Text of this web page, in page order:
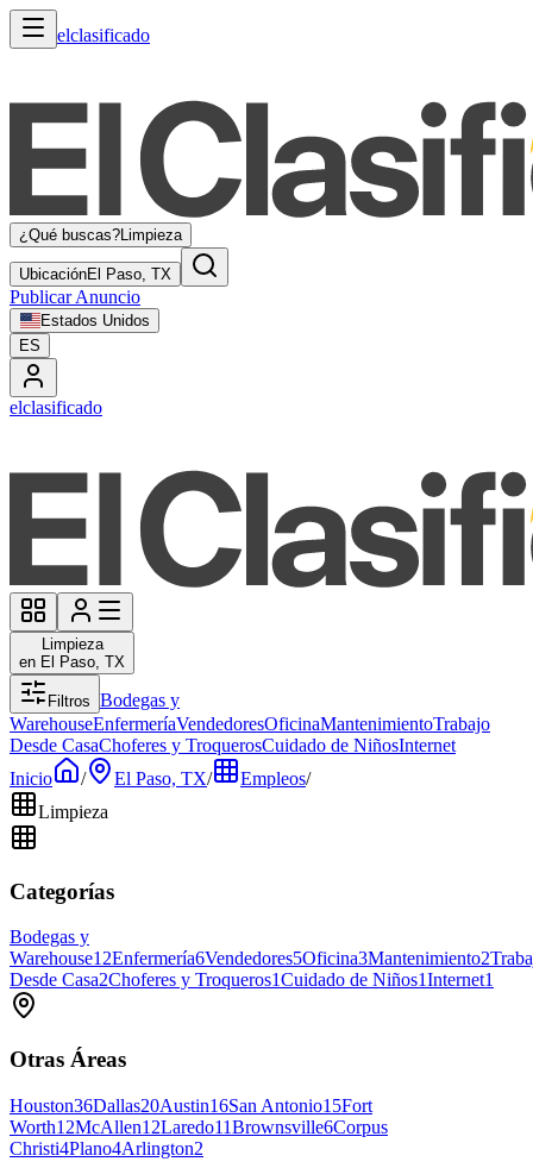
elclasificado
¿Qué buscas?Limpieza
UbicaciónEl Paso, TX
Publicar Anuncio
Estados Unidos
ES
elclasificado
Limpieza
en El Paso, TX
Filtros Bodegas y
WarehouseEnfermeríaVendedoresOficinaMantenimientoTrabajo
Desde CasaChoferes y TroquerosCuidado de NiñosInternet
Inicio
/ El Paso, TX/ Empleos/
Limpieza
Categorías
Bodegas y
Warehouse12Enfermería6Vendedores5Oficina3Mantenimiento2
Desde Casa2Choferes y Troqueros1Cuidado de Niños1Internet1
Otras Áreas
Houston36Dallas20Austin16San Antonio15Fort
Worth12McAllen12Laredo11Brownsville6Corpus
Christi4Plano4Arlington2